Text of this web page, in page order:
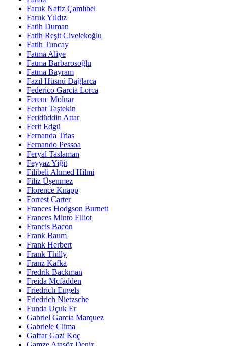
Faruk Nafiz Çamlıbel
Faruk Yıldız
Fatih Duman
Fatih Reşit Civelekoğlu
Fatih Tuncay
Fatma Aliye
Fatma Barbarosoğlu
Fatma Bayram
Fazıl Hüsnü Dağlarca
Federico Garcia Lorca
Ferenc Molnar
Ferhat Taştekin
Feridüddin Attar
Ferit Edgü
Fernanda Trias
Fernando Pessoa
Feryal Taslaman
Feyyaz Yiğit
Filibeli Ahmed Hilmi
Filiz Üşenmez
Florence Knapp
Forrest Carter
Frances Hodgson Burnett
Frances Minto Elliot
Francis Bacon
Frank Baum
Frank Herbert
Frank Thilly
Franz Kafka
Fredrik Backman
Freida Mcfadden
Friedrich Engels
Friedrich Nietzsche
Funda Uçuk Er
Gabriel Garcia Marquez
Gabriele Clima
Gaffar Gazi Koç